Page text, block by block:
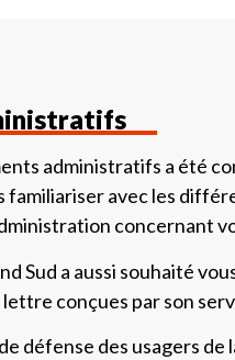
administratifs a été
familiariser avec les
concernant
Sud a aussi souhaité
conçues par son
défense des usagers